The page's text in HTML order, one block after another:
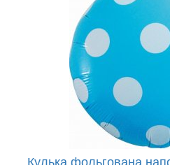
Кулька фольгована